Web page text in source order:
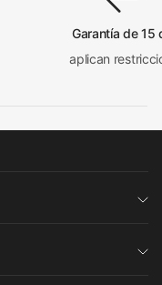
Garantía de 15
aplican